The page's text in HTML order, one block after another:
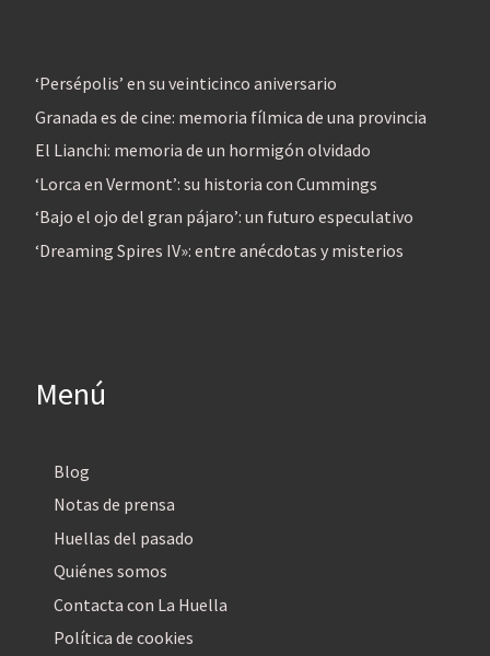
‘Persépolis’ en su veinticinco aniversario
Granada es de cine: memoria fílmica de una provincia
El Lianchi: memoria de un hormigón olvidado
‘Lorca en Vermont’: su historia con Cummings
‘Bajo el ojo del gran pájaro’: un futuro especulativo
‘Dreaming Spires IV»: entre anécdotas y misterios
Menú
Blog
Notas de prensa
Huellas del pasado
Quiénes somos
Contacta con La Huella
Política de cookies